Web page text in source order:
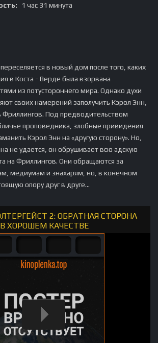
1 час 31 минута
в новый дом после того, каких
в Коста - Верде была взорвана
из потустороннего мира. Однако духи
своих намерений заполучить Кэрол Энн,
Под предводительством
проповедника, злобные привидения
Кэрол Энн на «другую сторону». Но,
не удается, он обрушивает всю адскую
на Фриллингов. Они обращаются за
медиумам и знахарям, но, в конечном
опору друг в друге...
2: ОБРАТНАЯ СТОРОНА
ХОРОШЕМ КАЧЕСТВЕ